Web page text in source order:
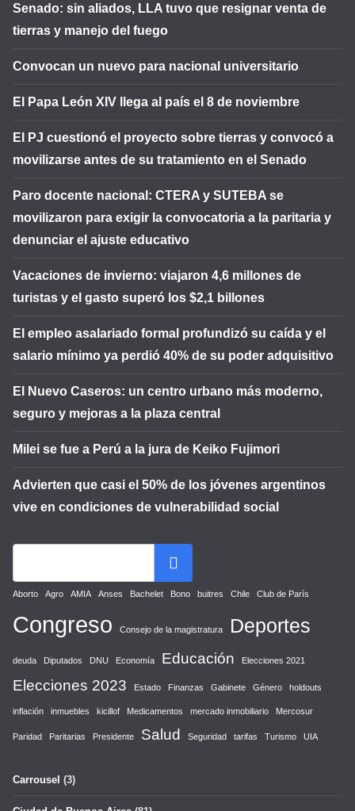
Senado: sin aliados, LLA tuvo que resignar venta de
tierras y manejo del fuego
Convocan un nuevo para nacional universitario
El Papa León XIV llega al país el 8 de noviembre
El PJ cuestionó el proyecto sobre tierras y convocó a
movilizarse antes de su tratamiento en el Senado
Paro docente nacional: CTERA y SUTEBA se
movilizaron para exigir la convocatoria a la paritaria y
denunciar el ajuste educativo
Vacaciones de invierno: viajaron 4,6 millones de
turistas y el gasto superó los $2,1 billones
El empleo asalariado formal profundizó su caída y el
salario mínimo ya perdió 40% de su poder adquisitivo
El Nuevo Caseros: un centro urbano más moderno,
seguro y mejoras a la plaza central
Milei se fue a Perú a la jura de Keiko Fujimori
Advierten que casi el 50% de los jóvenes argentinos
vive en condiciones de vulnerabilidad social
Aborto Agro AMIA Anses Bachelet Bono buitres Chile Club de París
Congreso Consejo de la magistratura Deportes
deuda Diputados DNU Economía Educación Elecciones 2021
Elecciones 2023 Estado Finanzas Gabinete Género holdouts
inflación inmuebles kicillof Medicamentos mercado inmobiliario Mercosur
Paridad Paritarias Presidente Salud Seguridad tarifas Turismo UIA
Carrousel (3)